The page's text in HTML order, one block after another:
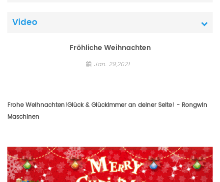
Video
Fröhliche Weihnachten
Jan. 29,2021
Frohe Weihnachten!Glück & Glückimmer an deiner Seite! - Rongwin
Maschinen